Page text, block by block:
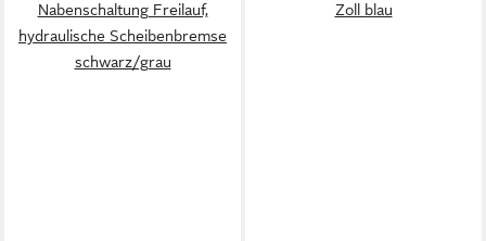
Nabenschaltung Freilauf,
hydraulische Scheibenbremse
schwarz/grau
Zoll blau